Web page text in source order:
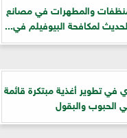
والمطهرات في مصانع
لمكافحة البيوفيلم في...
في تطوير أغذية مبتكرة قائمة
الحبوب والبقول